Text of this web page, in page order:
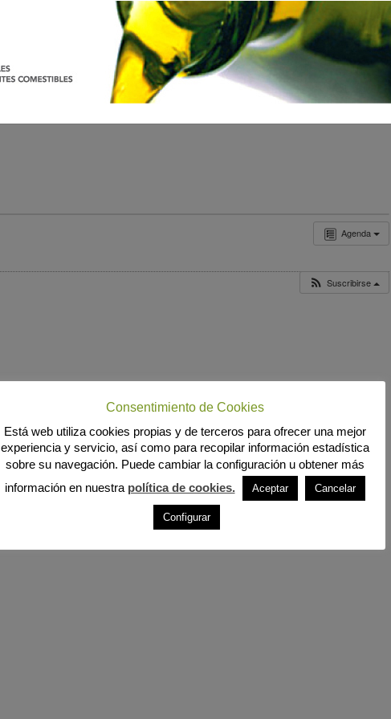
Agenda
Suscribirse
Consentimiento de Cookies
Está web utiliza cookies propias y de terceros para ofrecer una mejor
experiencia y servicio, así como para recopilar información estadística
sobre su navegación. Puede cambiar la configuración u obtener más
información en nuestra política de cookies. Aceptar Cancelar
Configurar